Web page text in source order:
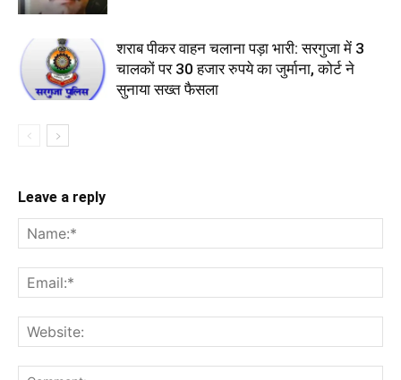
शराब पीकर वाहन चलाना पड़ा भारी: सरगुजा में 3
चालकों पर 30 हजार रुपये का जुर्माना, कोर्ट ने
सुनाया सख्त फैसला
Leave a reply